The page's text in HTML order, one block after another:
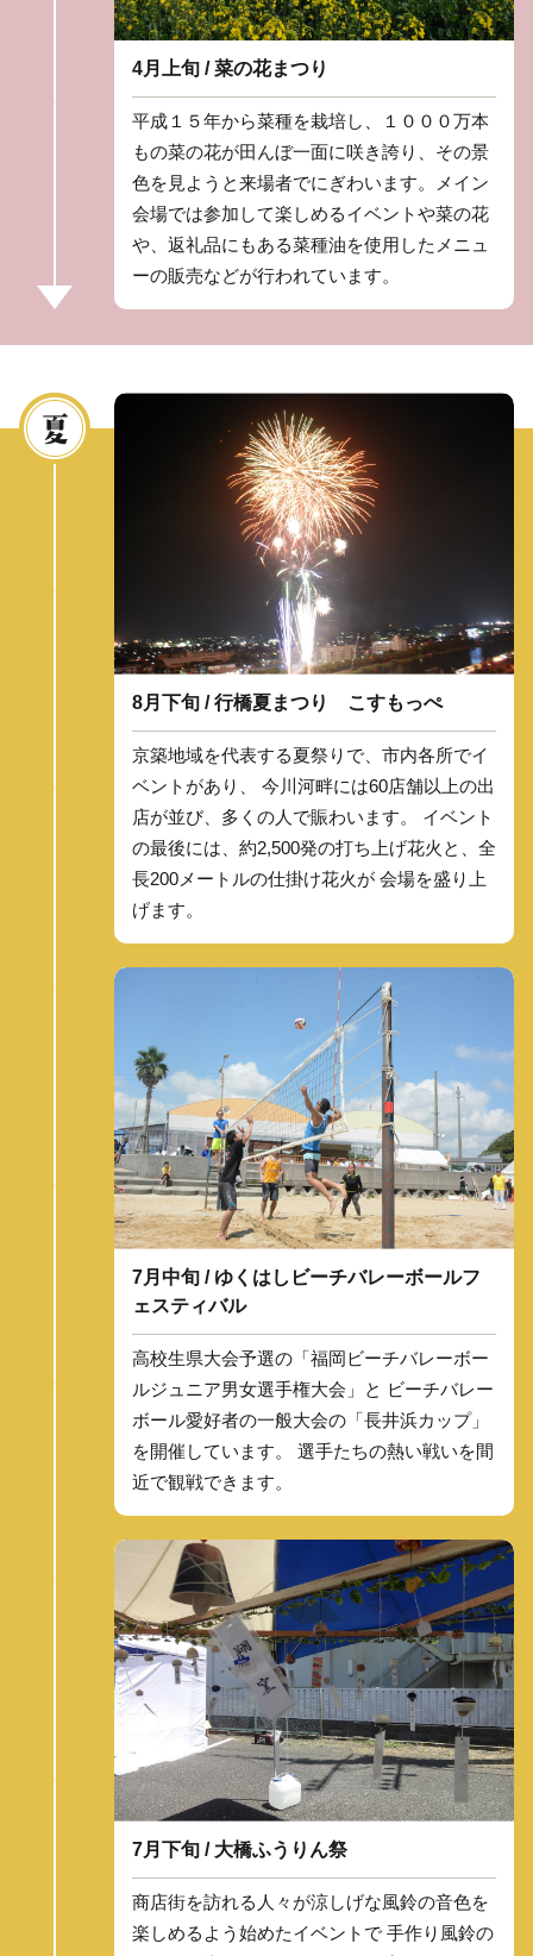
4月上旬 / 菜の花まつり
平成１５年から菜種を栽培し、１０００万本
もの菜の花が田んぼ一面に咲き誇り、その景
色を見ようと来場者でにぎわいます。メイン
会場では参加して楽しめるイベントや菜の花
や、返礼品にもある菜種油を使用したメニュ
ーの販売などが行われています。
8月下旬 / 行橋夏まつり こすもっぺ
京築地域を代表する夏祭りで、市内各所でイ
ベントがあり、 今川河畔には60店舗以上の出
店が並び、多くの人で賑わいます。 イベント
の最後には、約2,500発の打ち上げ花火と、全
長200メートルの仕掛け花火が 会場を盛り上
げます。
7月中旬 / ゆくはしビーチバレーボールフ
ェスティバル
高校生県大会予選の「福岡ビーチバレーボー
ルジュニア男女選手権大会」と ビーチバレー
ボール愛好者の一般大会の「長井浜カップ」
を開催しています。 選手たちの熱い戦いを間
近で観戦できます。
7月下旬 / 大橋ふうりん祭
商店街を訪れる人々が涼しげな風鈴の音色を
楽しめるよう始めたイベントで 手作り風鈴の